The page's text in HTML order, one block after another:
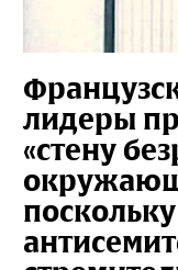
лидеры
«стену